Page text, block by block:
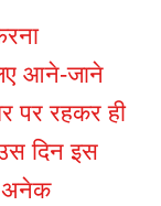
आने-जाने
पर रहकर ही
दिन इस
अनेक